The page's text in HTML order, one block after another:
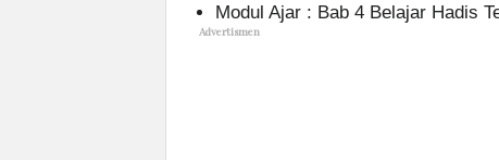
Modul Ajar : Bab 4 Belajar Hadis
Advertismen